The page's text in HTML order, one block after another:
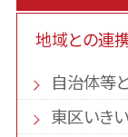
地域との連
自治体等
東区いき